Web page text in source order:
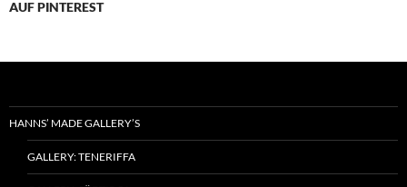
AUF PINTEREST
HANNS’ MADE GALLERY’S
GALLERY: TENERIFFA